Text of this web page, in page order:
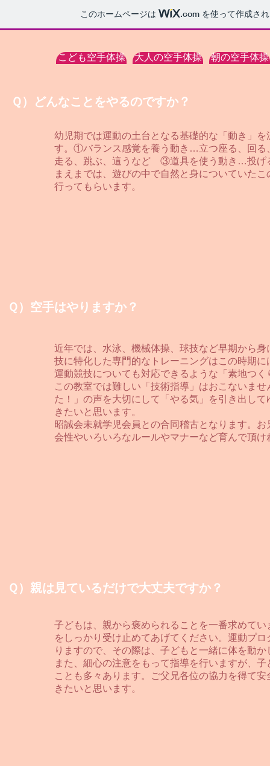
このホームページは .com を使って作成さ
こども空手体操 大人の空手体操 朝の空手体操
Ｑ）空手はやりますか？
近年では、水泳、機械体操、球技など早期から
技に特化した専門的なトレーニングはこの時期
運動競技についても対応できるような「素地つ
この教室では難しい「技術指導」はおこないま
た！」の声を大切にして「やる気」を引き出し
きたいと思います。
昭誠会未就学児会員との合同稽古となります。
会性やいろいろなルールやマナーなど育んで頂け
Ｑ）どんなことをやるのですか？
幼児期では運動の土台となる基礎的な「動き」
す。①バランス感覚を養う動き…立つ座る、回
走る、跳ぶ、這うなど ③道具を使う動き…投
まえまでは、遊びの中で自然と身についていた
行ってもらいます。
Ｑ）親は見ているだけで大丈夫ですか？
子どもは、親から褒められることを一番求めて
をしっかり受け止めてあげてください。運動プ
りますので、その際は、子どもと一緒に体を動
また、細心の注意をもって指導を行いますが、
ことも多々あります。ご父兄各位の協力を得て
きたいと思います。